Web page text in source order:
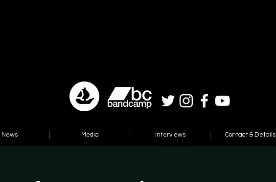
News Media Interviews Contact & Details